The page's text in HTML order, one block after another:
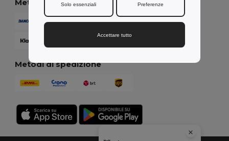
Metodi di pagamento
Metodi di spedizione
Solo essenziali Preferenze
Accettare tutto